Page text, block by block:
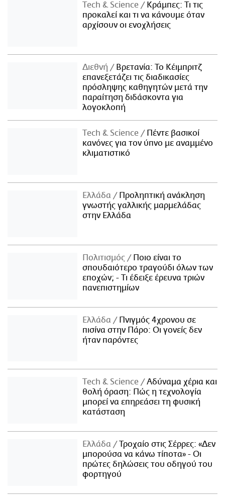
Τech & Science
Κράμπες: Τι τις
προκαλεί και τι να κάνουμε όταν
αρχίσουν οι ενοχλήσεις
Διεθνή
Βρετανία: Το Κέιμπριτζ
επανεξετάζει τις διαδικασίες
πρόσληψης καθηγητών μετά την
παραίτηση διδάσκοντα για
λογοκλοπή
Τech & Science
Πέντε βασικοί
κανόνες για τον ύπνο με αναμμένο
κλιματιστικό
Ελλάδα
Προληπτική ανάκληση
γνωστής γαλλικής μαρμελάδας
στην Ελλάδα
Πολιτισμός
Ποιο είναι το
σπουδαιότερο τραγούδι όλων των
εποχών; - Τι έδειξε έρευνα τριών
πανεπιστημίων
Ελλάδα
Πνιγμός 4χρονου σε
πισίνα στην Πάρο: Οι γονείς δεν
ήταν παρόντες
Τech & Science
Αδύναμα χέρια και
θολή όραση: Πώς η τεχνολογία
μπορεί να επηρεάσει τη φυσική
κατάσταση
Ελλάδα
Τροχαίο στις Σέρρες: «Δεν
μπορούσα να κάνω τίποτα» - Οι
πρώτες δηλώσεις του οδηγού του
φορτηγού